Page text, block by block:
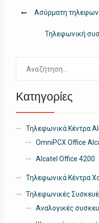
Πλοήγηση
Ασύρματη
Τηλεφωνική
για:
Κατηγορίες
Τηλεφωνικά Κέντρα
OmniPCX Office
Alcatel Office 4200
Τηλεφωνικά Κέντρα
Τηλεφωνικές
Αναλογικές